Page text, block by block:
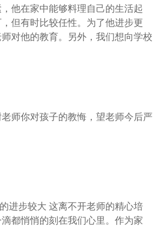
他在家中能够料理自己的生活起
但有时比较任性。为了他进步更
对他的教育。另外，我们想向学校
师你对孩子的教悔，望老师今后严
进步较大 这离不开老师的精心培
都悄悄的刻在我们心里。作为家